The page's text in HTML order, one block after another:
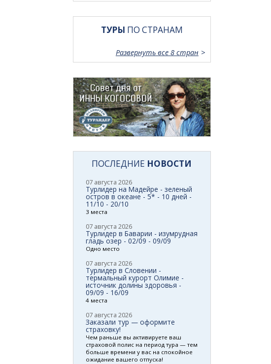
ТУРЫ ПО СТРАНАМ
Развернуть все 8 стран
ПОСЛЕДНИЕ НОВОСТИ
07 августа 2026
Турлидер на Мадейре - зеленый
остров в океане - 5* - 10 дней -
11/10 - 20/10
3 места
07 августа 2026
Турлидер в Баварии - изумрудная
гладь озер - 02/09 - 09/09
Одно место
07 августа 2026
Турлидер в Словении -
термальный курорт Олимие -
источник долины здоровья -
09/09 - 16/09
4 места
07 августа 2026
Заказали тур — оформите
страховку!
Чем раньше вы активируете ваш
страховой полис на период тура — тем
больше времени у вас на спокойное
ожидание вашего отпуска!